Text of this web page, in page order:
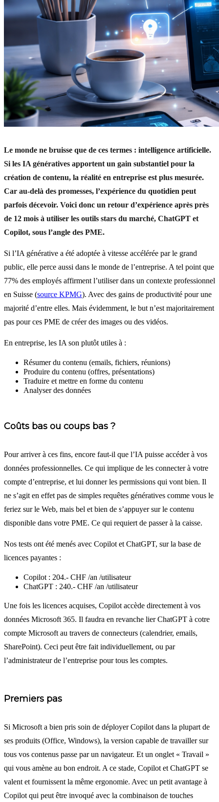
Le monde ne bruisse que de ces termes : intelligence artificielle.
Si les IA génératives apportent un gain substantiel pour la
création de contenu, la réalité en entreprise est plus mesurée.
Car au-delà des promesses, l’expérience du quotidien peut
parfois décevoir. Voici donc un retour d’expérience après près
de 12 mois à utiliser les outils stars du marché, ChatGPT et
Copilot, sous l’angle des PME.
Si l’IA générative a été adoptée à vitesse accélérée par le grand
public, elle perce aussi dans le monde de l’entreprise. A tel point que
77% des employés affirment l’utiliser dans un contexte professionnel
en Suisse (source KPMG). Avec des gains de productivité pour une
majorité d’entre elles. Mais évidemment, le but n’est majoritairement
pas pour ces PME de créer des images ou des vidéos.
En entreprise, les IA son plutôt utiles à :
Résumer du contenu (emails, fichiers, réunions)
Produire du contenu (offres, présentations)
Traduire et mettre en forme du contenu
Analyser des données
Coûts bas ou coups bas ?
Pour arriver à ces fins, encore faut-il que l’IA puisse accéder à vos
données professionnelles. Ce qui implique de les connecter à votre
compte d’entreprise, et lui donner les permissions qui vont bien. Il
ne s’agit en effet pas de simples requêtes génératives comme vous le
feriez sur le Web, mais bel et bien de s’appuyer sur le contenu
disponible dans votre PME. Ce qui requiert de passer à la caisse.
Nos tests ont été menés avec Copilot et ChatGPT, sur la base de
licences payantes :
Copilot : 204.- CHF /an /utilisateur
ChatGPT : 240.- CHF /an /utilisateur
Une fois les licences acquises, Copilot accède directement à vos
données Microsoft 365. Il faudra en revanche lier ChatGPT à cotre
compte Microsoft au travers de connecteurs (calendrier, emails,
SharePoint). Ceci peut être fait individuellement, ou par
l’administrateur de l’entreprise pour tous les comptes.
Premiers pas
Si Microsoft a bien pris soin de déployer Copilot dans la plupart de
ses produits (Office, Windows), la version capable de travailler sur
tous vos contenus passe par un navigateur. Et un onglet « Travail »
qui vous amène au bon endroit. A ce stade, Copilot et ChatGPT se
valent et fournissent la même ergonomie. Avec un petit avantage à
Copilot qui peut être invoqué avec la combinaison de touches